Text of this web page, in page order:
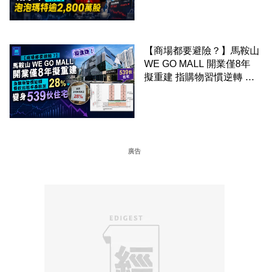
【商場都要避險？】馬鞍山
WE GO MALL 開業僅8年
擬重建 指購物習慣逆轉 餐
廣告